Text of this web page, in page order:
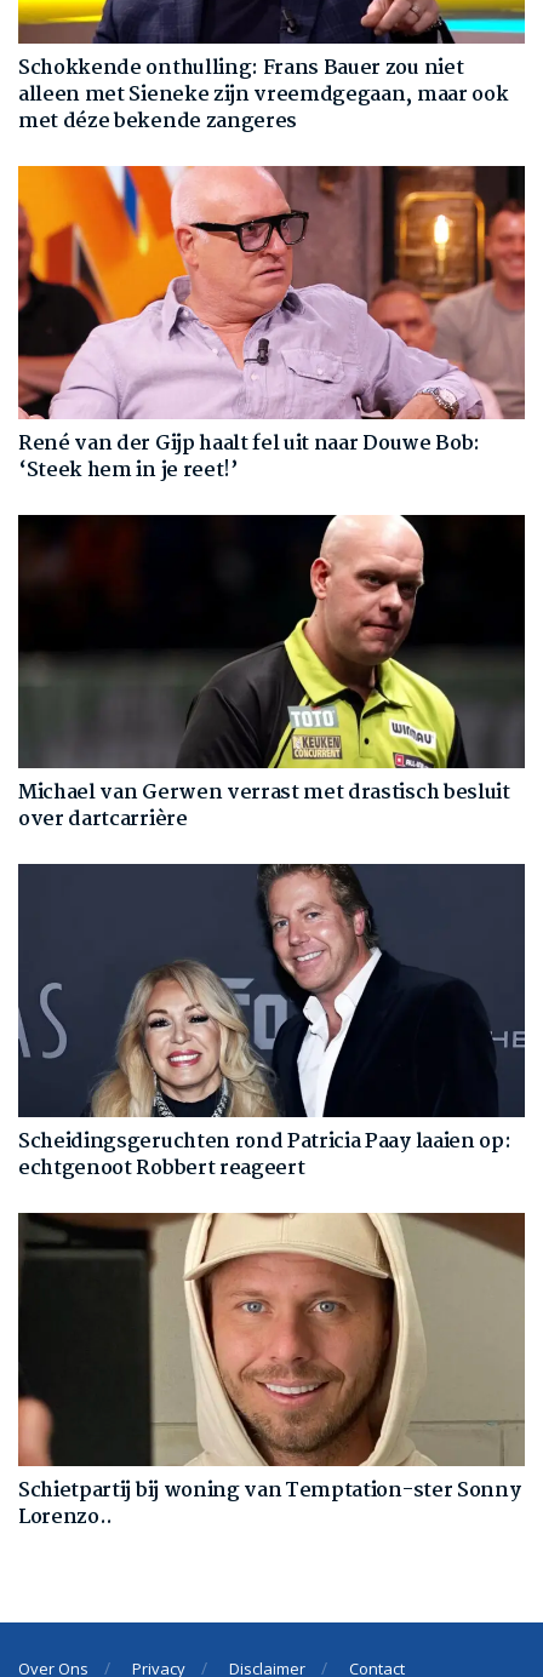
Schokkende onthulling: Frans Bauer zou niet
alleen met Sieneke zijn vreemdgegaan, maar ook
met déze bekende zangeres
René van der Gijp haalt fel uit naar Douwe Bob:
‘Steek hem in je reet!’
Michael van Gerwen verrast met drastisch besluit
over dartcarrière
Scheidingsgeruchten rond Patricia Paay laaien op:
echtgenoot Robbert reageert
Schietpartij bij woning van Temptation-ster Sonny
Lorenzo..
Over Ons Privacy Disclaimer Contact